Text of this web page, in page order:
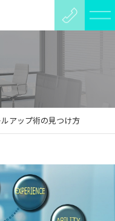
アップ術の見つけ方